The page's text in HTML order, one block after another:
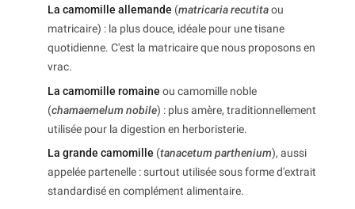
La camomille allemande (matricaria recutitaou
matricaire) : la plus douce, idéale pour une tisane
quotidienne. C'est la matricaire que nous proposons en
vrac.
La camomille romaine ou camomille noble
(chamaemelum nobile) : plus amère, traditionnellement
utilisée pour la digestion en herboristerie.
La grande camomille (tanacetum parthenium), aussi
appelée partenelle : surtout utilisée sous forme d'extrait
standardisé en complément alimentaire.